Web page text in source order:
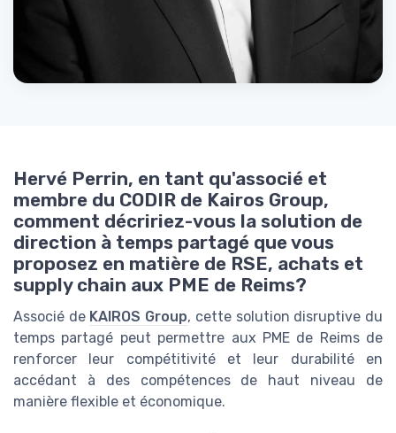
Hervé Perrin, en tant qu'associé et
membre du CODIR de Kairos Group,
comment décririez-vous la solution de
direction à temps partagé que vous
proposez en matière de RSE, achats et
supply chain aux PME de Reims?
Associé de KAIROS Group, cette solution disruptive du
temps partagé peut permettre aux PME de Reims de
renforcer leur compétitivité et leur durabilité en
accédant à des compétences de haut niveau de
manière flexible et économique.